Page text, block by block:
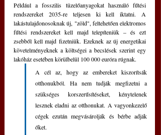
Például a fosszilis tüzelőanyagokat használó fűtési
rendszereket 2035-re teljesen ki kell iktatni. A
lakástulajdonosoknak új, "zöld", feltehetően elektromos
fűtési rendszereket kell majd telepíteniük – és ezt
zsebből kell majd fizetniük. Ezeknek az új energetikai
követelményeknek a költségei a becslések szerint egy
lakóház esetében körülbelül 100 000 euróra rúgnak.
A cél az, hogy az embereket kiszorítsák
otthonukból. Ha nem tudják megfizetni a
szükséges korszerűsítéseket, kénytelenek
lesznek eladni az otthonukat. A vagyonkezelő
cégek ezután megvásárolják és bérbe adják
őket.